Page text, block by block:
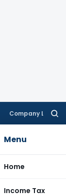
Company Law
Menu
Home
Income Tax
Kerala HC: